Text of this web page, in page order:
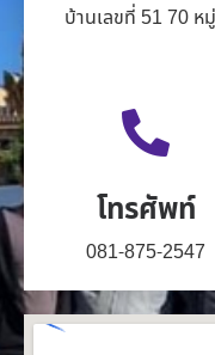
บ้านเลขที่ 51 70 ห
โทรศัพท์
081-875-2547